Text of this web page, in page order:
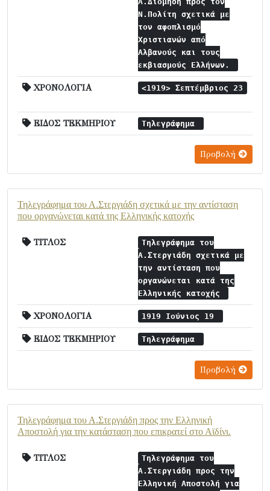
Ν.Πολίτη σχετικά με
τον αφοπλισμό
Χριστιανών από
Αλβανούς και τους
εκβιασμούς Ελλήνων.
ΧΡΟΝΟΛΟΓΙΑ <1919> Σεπτέμβριος 23
ΕΙΔΟΣ ΤΕΚΜΗΡΙΟΥ Τηλεγράφημα
Προβολή
Τηλεγράφημα του Α.Στεργιάδη σχετικά με την αντίσταση
που οργανώνεται κατά της Ελληνικής κατοχής
ΤΙΤΛΟΣ
Τηλεγράφημα του
Α.Στεργιάδη σχετικά με
την αντίσταση που
οργανώνεται κατά της
Ελληνικής κατοχής
ΧΡΟΝΟΛΟΓΙΑ 1919 Ιούνιος 19
ΕΙΔΟΣ ΤΕΚΜΗΡΙΟΥ Τηλεγράφημα
Προβολή
Τηλεγράφημα του Α.Στεργιάδη προς την Ελληνική
Αποστολή για την κατάσταση που επικρατεί στο Αϊδίνι.
ΤΙΤΛΟΣ
Τηλεγράφημα του
Α.Στεργιάδη προς την
Ελληνική Αποστολή για